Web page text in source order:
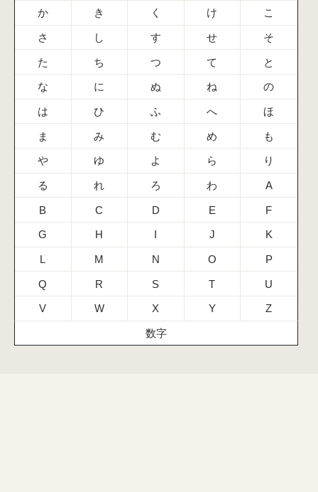
か き く け こ
さ し す せ そ
た ち つ て と
な に ぬ ね の
は ひ ふ へ ほ
ま み む め も
や ゆ よ ら り
る れ ろ わ A
B C D E F
G H I J K
L M N O P
Q R S T U
V W X Y Z
数字